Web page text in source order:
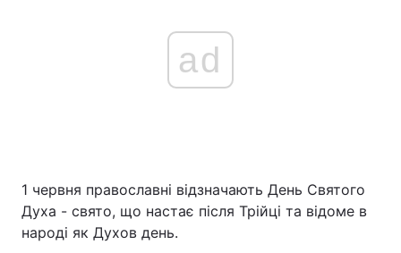
ad
1 червня православні відзначають День Святого
Духа - свято, що настає після Трійці та відоме в
народі як Духов день.